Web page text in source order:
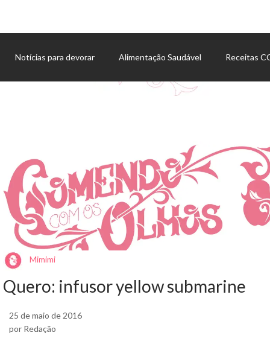
Notícias para devorar Alimentação Saudável Receitas
Mimimi
Quero: infusor yellow submarine
25 de maio de 2016
por Redação